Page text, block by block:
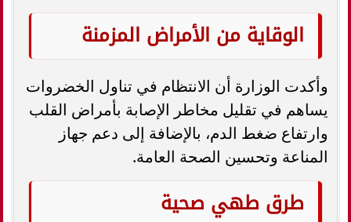
الوقاية من الأمراض المزمنة
وأكدت الوزارة أن الانتظام في تناول الخضروات
يساهم في تقليل مخاطر الإصابة بأمراض القلب
وارتفاع ضغط الدم، بالإضافة إلى دعم جهاز
المناعة وتحسين الصحة العامة.
طرق طهي صحية